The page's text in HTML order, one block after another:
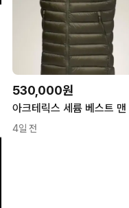
530,000원
4일 전